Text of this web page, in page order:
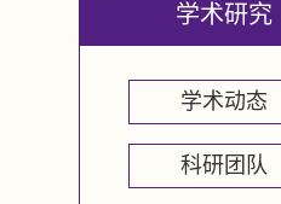
学术研究
学术动态
科研团队